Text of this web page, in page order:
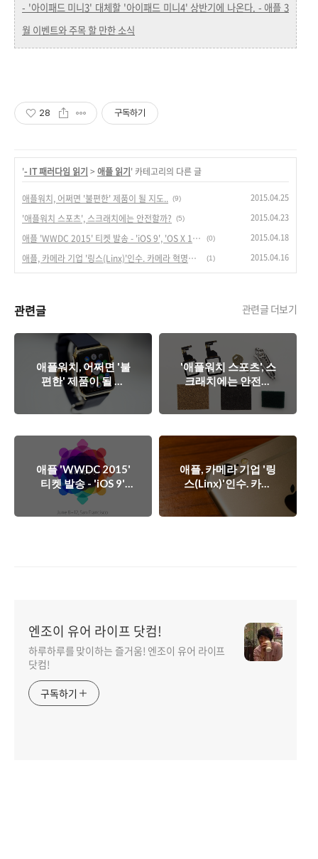
- '아이패드 미니3' 대체할 '아이패드 미니4' 상반기에 나온다. - 애플 3
월 이벤트와 주목 할 만한 소식
28 구독하기
'- IT 패러다임 읽기 > 애플 읽기' 카테고리의 다른 글
애플워치, 어쩌면 '불편한' 제품이 될 지도.. (9) 2015.04.25
'애플워치 스포츠', 스크래치에는 안전할까? (5) 2015.04.23
애플 'WWDC 2015' 티켓 발송 - 'iOS 9', 'OS X 10.11' 기대해도 될까? (0) 2015.04.18
애플, 카메라 기업 '링스(Linx)'인수. 카메라 혁명의 도화선 되나? (1) 2015.04.16
관련글 관련글 더보기
애플워치, 어쩌면 '불
편한' 제품이 될 지
도..
'애플워치 스포츠', 스
크래치에는 안전할
애플 'WWDC 2015'
티켓 발송 - 'iOS 9',
'OS X 10.11' 기대해
도 될까?
애플, 카메라 기업 '링
스(Linx)'인수. 카메
라 혁명의 도화선 되
나?
엔조이 유어 라이프 닷컴!
하루하루를 맞이하는 즐거움! 엔조이 유어 라이프
닷컴!
구독하기